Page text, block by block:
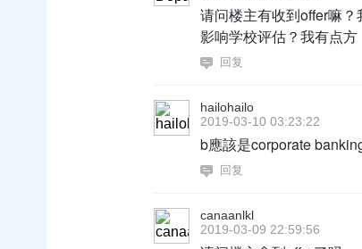
请问楼主有收到offer嘛
影响学校评估？我有点方
回复
hailohailo
2019-03-10 03:23:22
b應該是corporate
回复
canaanlkl
2019-03-09 22:59:56